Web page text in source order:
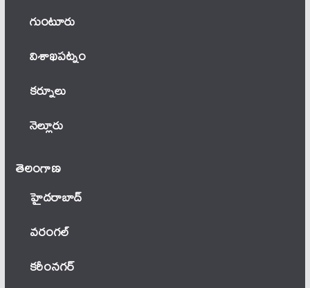
గుంటూరు
విశాఖపట్నం
కర్నూలు
నెల్లూరు
తెలంగాణ‌
హైదరాబాద్
వ‌రంగ‌ల్
కరీంనగర్